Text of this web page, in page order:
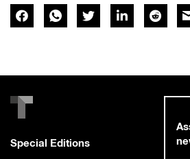
Special Editions